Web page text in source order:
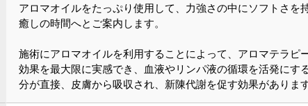
アロマオイルをたっぷり使用して、力強さの中にソフトさを
癒しの時間へとご案内します。
施術にアロマオイルを利用することによって、アロマテラピ
効果を最大限に実感でき、血液やリンパ液の循環を活発にす
分が直接、皮膚から吸収され、新陳代謝を促す効果があります